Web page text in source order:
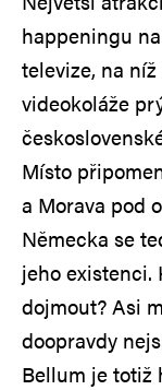
happeningu
televize, na
videokoláže
Místo
a Morava pod
Německa se
jeho existenci.
dojmout? Asi
doopravdy
Bellum je totiž